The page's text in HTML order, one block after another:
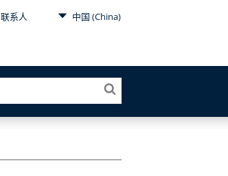
联系人 中国 (China)